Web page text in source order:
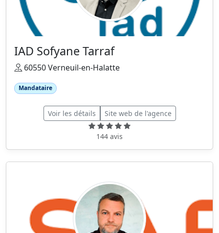
IAD Sofyane Tarraf
60550 Verneuil-en-Halatte
Mandataire
Voir les détails Site web de l'agence
144 avis